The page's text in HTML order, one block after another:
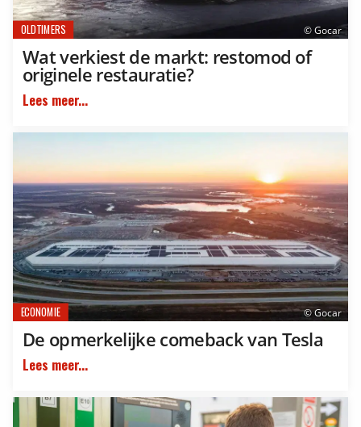
© Gocar
OLDTIMERS
Wat verkiest de markt: restomod of
originele restauratie?
Lees meer...
© Gocar
ECONOMIE
De opmerkelijke comeback van Tesla
Lees meer...